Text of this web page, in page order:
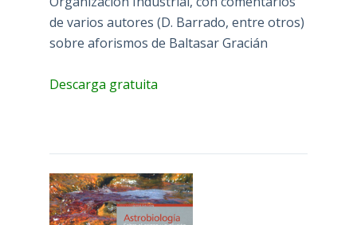
de varios autores (D. Barrado, entre otros)
sobre aforismos de Baltasar Gracián
Descarga gratuita